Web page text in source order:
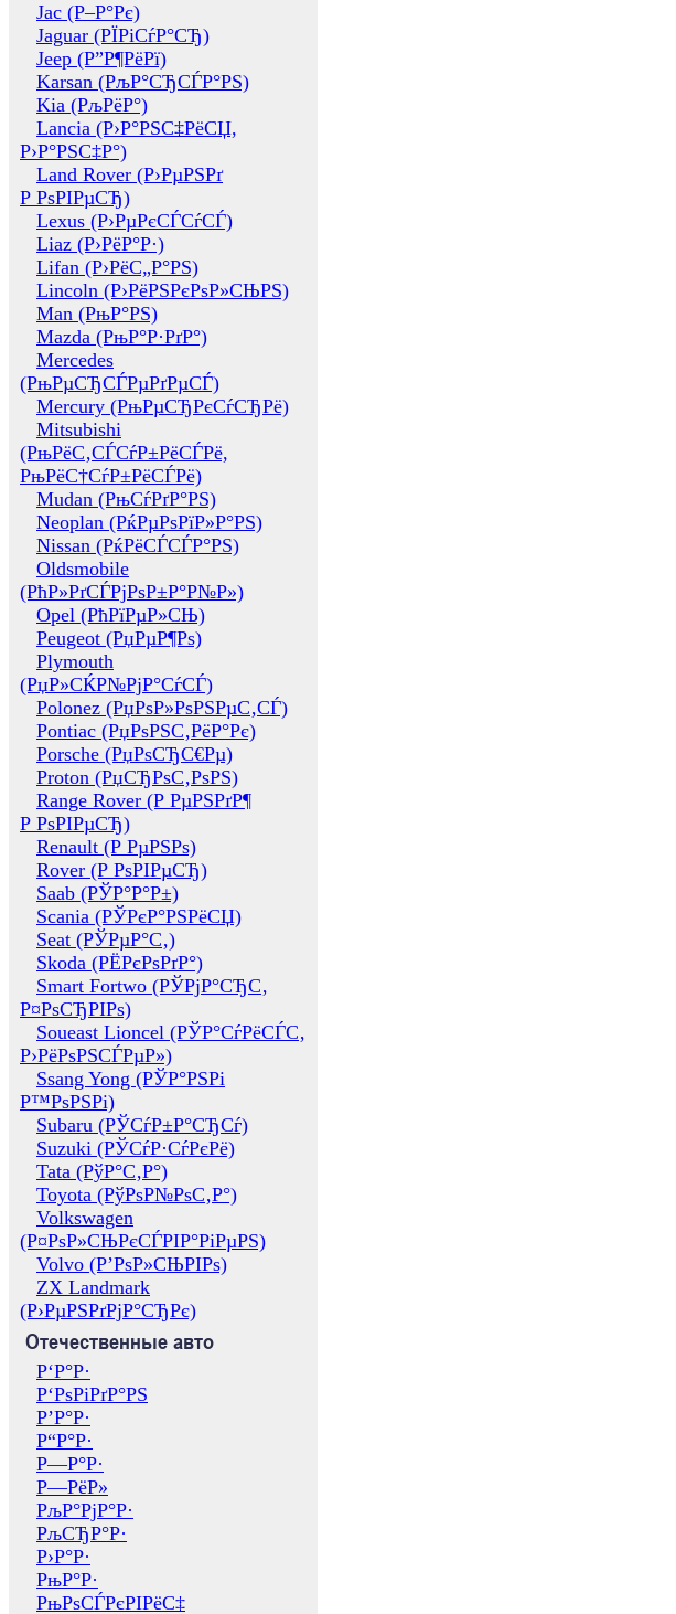
Jac (Р–Р°Рє)
Jaguar (РЇРіСѓР°СЂ)
Jeep (Р”Р¶РёРї)
Karsan (РљР°СЂСЃР°РЅ)
Kia (РљРёР°)
Lancia (Р›Р°РЅС‡РёСЏ,
Р›Р°РЅС‡Р°)
Land Rover (Р›РµРЅРґ
Р РѕРІРµСЂ)
Lexus (Р›РµРєСЃСѓСЃ)
Liaz (Р›РёР°Р·)
Lifan (Р›РёС„Р°РЅ)
Lincoln (Р›РёРЅРєРѕР»СЊРЅ)
Man (РњР°РЅ)
Mazda (РњР°Р·РґР°)
Mercedes
(РњРµСЂСЃРµРґРµСЃ)
Mercury (РњРµСЂРєСѓСЂРё)
Mitsubishi
(РњРёС‚СЃСѓР±РёСЃРё,
РњРёС†СѓР±РёСЃРё)
Mudan (РњСѓРґР°РЅ)
Neoplan (РќРµРѕРїР»Р°РЅ)
Nissan (РќРёСЃСЃР°РЅ)
Oldsmobile
(РћР»РґСЃРјРѕР±Р°Р№Р»)
Opel (РћРїРµР»СЊ)
Peugeot (РџРµР¶Рѕ)
Plymouth
(РџР»СЌР№РјР°СѓСЃ)
Polonez (РџРѕР»РѕРЅРµС‚СЃ)
Pontiac (РџРѕРЅС‚РёР°Рє)
Porsche (РџРѕСЂС€Рµ)
Proton (РџСЂРѕС‚РѕРЅ)
Range Rover (Р РµРЅРґР¶
Р РѕРІРµСЂ)
Renault (Р РµРЅРѕ)
Rover (Р РѕРІРµСЂ)
Saab (РЎР°Р°Р±)
Scania (РЎРєР°РЅРёСЏ)
Seat (РЎРµР°С‚)
Skoda (РЁРєРѕРґР°)
Smart Fortwo (РЎРјР°СЂС‚
Р¤РѕСЂРІРѕ)
Soueast Lioncel (РЎР°СѓРёСЃС‚
Р›РёРѕРЅСЃРµР»)
Ssang Yong (РЎР°РЅРі
Р™РѕРЅРі)
Subaru (РЎСѓР±Р°СЂСѓ)
Suzuki (РЎСѓР·СѓРєРё)
Tata (РўР°С‚Р°)
Toyota (РўРѕР№РѕС‚Р°)
Volkswagen
(Р¤РѕР»СЊРєСЃРІР°РіРµРЅ)
Volvo (Р’РѕР»СЊРІРѕ)
ZX Landmark
(Р›РµРЅРґРјР°СЂРє)
Отечественные авто
Р‘Р°Р·
Р‘РѕРіРґР°РЅ
Р’Р°Р·
Р“Р°Р·
Р—Р°Р·
Р—РёР»
РљР°РјР°Р·
РљСЂР°Р·
Р›Р°Р·
РњР°Р·
РњРѕСЃРєРІРёС‡